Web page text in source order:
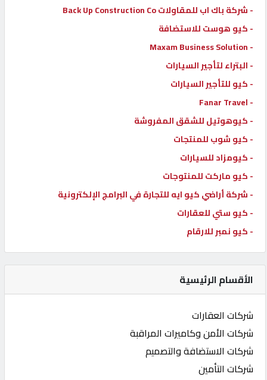
POWERED
QHOST
- شركة باك اب للمقاولات Back Up Construction Co
- كيو هوست للاستضافة
- Maxam Business Solution
- البتراء لتأجير السيارات
- كيو للتأجير السيارات
- Fanar Travel
- كيوهوتيل للشقق المفروشة
- كيو شوب للمنتجات
- كيومزاد للسيارات
- كيو ماركت للمنتوجات
- شركة أراضي كيو ايه للتجارة في البرامج الإلكترونية
- كيو ستي للعقارات
- كيو نمبر للارقام
الأقسام الرئيسية
شركات العقارات
شركات الأمن وكاميرات المراقبة
شركات الاستضافة والتصميم
شركات التأمين